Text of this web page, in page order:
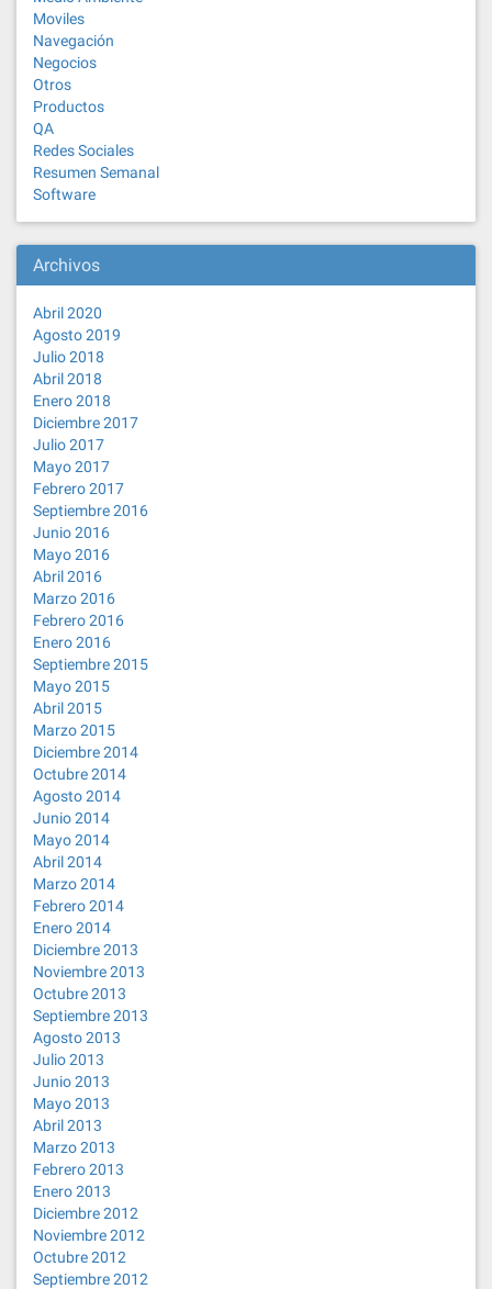
Moviles
Navegación
Negocios
Otros
Productos
QA
Redes Sociales
Resumen Semanal
Software
Archivos
Abril 2020
Agosto 2019
Julio 2018
Abril 2018
Enero 2018
Diciembre 2017
Julio 2017
Mayo 2017
Febrero 2017
Septiembre 2016
Junio 2016
Mayo 2016
Abril 2016
Marzo 2016
Febrero 2016
Enero 2016
Septiembre 2015
Mayo 2015
Abril 2015
Marzo 2015
Diciembre 2014
Octubre 2014
Agosto 2014
Junio 2014
Mayo 2014
Abril 2014
Marzo 2014
Febrero 2014
Enero 2014
Diciembre 2013
Noviembre 2013
Octubre 2013
Septiembre 2013
Agosto 2013
Julio 2013
Junio 2013
Mayo 2013
Abril 2013
Marzo 2013
Febrero 2013
Enero 2013
Diciembre 2012
Noviembre 2012
Octubre 2012
Septiembre 2012